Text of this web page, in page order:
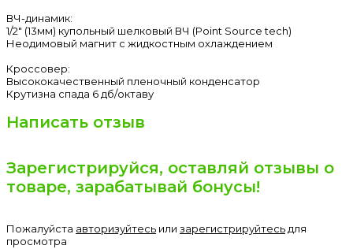
ВЧ-динамик:
1/2″ (13мм) купольный шелковый ВЧ (Point Source tech)
Неодимовый магнит с жидкостным охлаждением
Кроссовер:
Высококачественный пленочный конденсатор
Крутизна спада 6 дб/октаву
Написать отзыв
Зарегистрируйся, оставляй отзывы о
товаре, зарабатывай бонусы!
Пожалуйста авторизуйтесь или зарегистрируйтесь для
просмотра